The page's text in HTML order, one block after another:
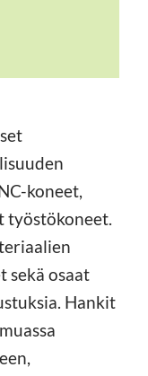
koneet,
työstökoneet.
sekä osaat
Hankit